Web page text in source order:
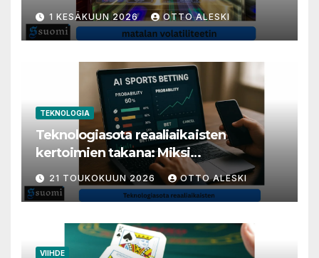
1 KESÄKUUN 2026 OTTO ALESKI
TEKNOLOGIA
Teknologiasota reaaliaikaisten
kertoimien takana: Miksi
millisekunneista tuli livenäpyttelyn
tärkein valuutta
21 TOUKOKUUN 2026 OTTO ALESKI
VIIHDE